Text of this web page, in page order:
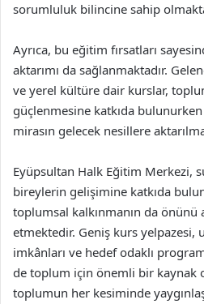
sorumluluk bilincine sahip
Ayrıca, bu eğitim fırsatları
aktarımı da sağlanmaktadır.
ve yerel kültüre dair kurslar,
güçlenmesine katkıda
mirasın gelecek nesillere
Eyüpsultan Halk Eğitim Merkezi,
bireylerin gelişimine katkıda
toplumsal kalkınmanın da
etmektedir. Geniş kurs yelpazesi,
imkânları ve hedef odaklı
de toplum için önemli bir kaynak
toplumun her kesiminde